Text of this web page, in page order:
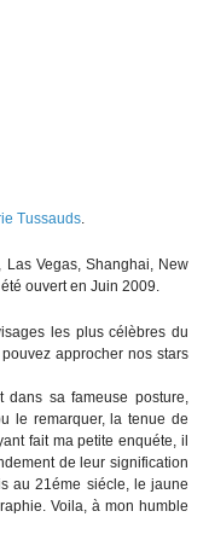
Tussauds.
Las Vegas, Shanghai, New
ouvert en Juin 2009.
les plus célèbres du
approcher nos stars
dans sa fameuse posture,
le remarquer, la tenue de
fait ma petite enquéte, il
de leur signification
au 21éme siécle, le jaune
Voila, à mon humble